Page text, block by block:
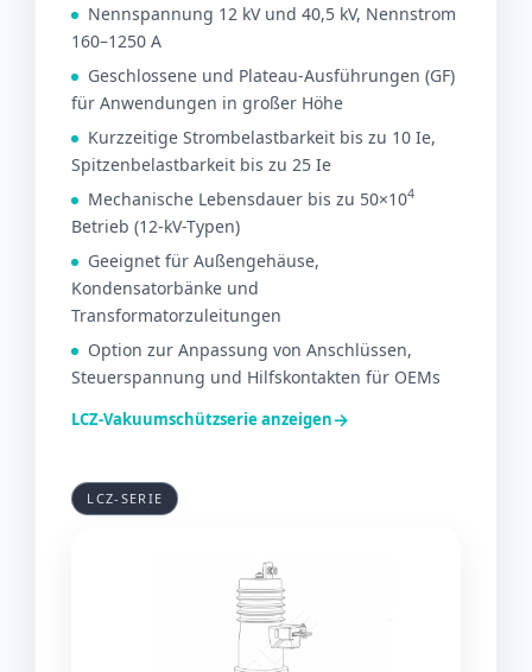
Nennspannung 12 kV und 40,5 kV, Nennstrom
160–1250 A
Geschlossene und Plateau-Ausführungen (GF)
für Anwendungen in großer Höhe
Kurzzeitige Strombelastbarkeit bis zu 10 Ie,
Spitzenbelastbarkeit bis zu 25 Ie
Mechanische Lebensdauer bis zu 50×104
Betrieb (12-kV-Typen)
Geeignet für Außengehäuse,
Kondensatorbänke und
Transformatorzuleitungen
Option zur Anpassung von Anschlüssen,
Steuerspannung und Hilfskontakten für OEMs
LCZ-Vakuumschützserie anzeigen→
LCZ-SERIE